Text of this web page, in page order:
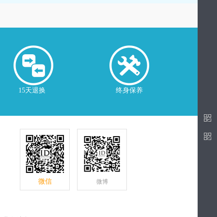
15天退换 终身保养
微信 微博